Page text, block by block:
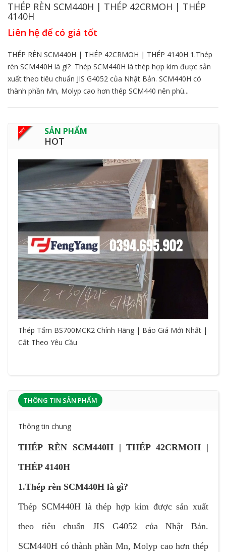
THÉP RÈN SCM440H | THÉP 42CRMOH | THÉP
4140H
Liên hệ để có giá tốt
THÉP RÈN SCM440H | THÉP 42CRMOH | THÉP 4140H 1.Thép
rèn SCM440H là gì? Thép SCM440H là thép hợp kim được sản
xuất theo tiêu chuẩn JIS G4052 của Nhật Bản. SCM440H có
thành phần Mn, Molyp cao hơn thép SCM440 nên phù...
SẢN PHẨM
HOT
Thép Tấm BS700MCK2 Chính Hãng | Báo Giá Mới Nhất |
Cắt Theo Yêu Cầu
THÔNG TIN SẢN PHẨM
Thông tin chung
THÉP RÈN SCM440H | THÉP 42CRMOH |
THÉP 4140H
1.Thép rèn SCM440H là gì?
Thép SCM440H là thép hợp kim được sản xuất
theo tiêu chuẩn JIS G4052 của Nhật Bản.
SCM440H có thành phần Mn, Molyp cao hơn thép